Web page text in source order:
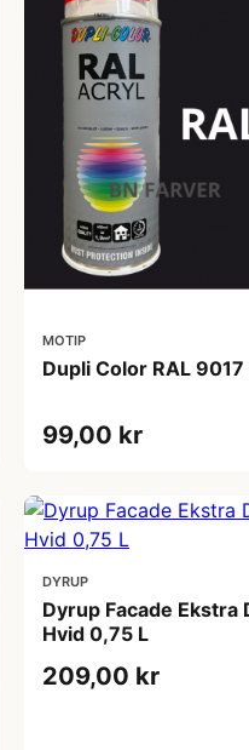
MOTIP
Dupli Color RAL
99,00 kr
DYRUP
Dyrup Facade
Hvid 0,75 L
209,00 kr